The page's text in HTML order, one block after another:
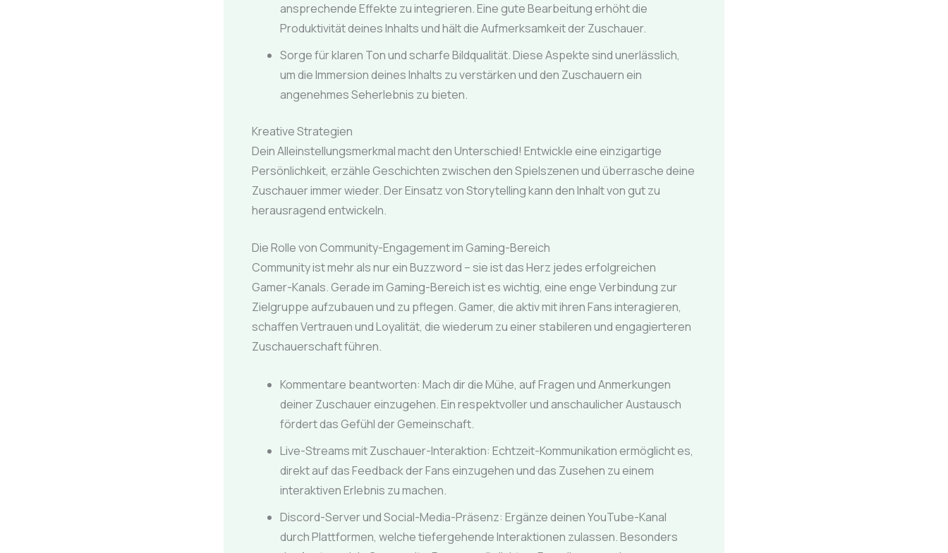
ansprechende Effekte zu integrieren. Eine gute Bearbeitung erhöht die
Produktivität deines Inhalts und hält die Aufmerksamkeit der Zuschauer.
Sorge für klaren Ton und scharfe Bildqualität. Diese Aspekte sind unerlässlich,
um die Immersion deines Inhalts zu verstärken und den Zuschauern ein
angenehmes Seherlebnis zu bieten.
Kreative Strategien
Dein Alleinstellungsmerkmal macht den Unterschied! Entwickle eine einzigartige
Persönlichkeit, erzähle Geschichten zwischen den Spielszenen und überrasche deine
Zuschauer immer wieder. Der Einsatz von Storytelling kann den Inhalt von gut zu
herausragend entwickeln.
Die Rolle von Community-Engagement im Gaming-Bereich
Community ist mehr als nur ein Buzzword – sie ist das Herz jedes erfolgreichen
Gamer-Kanals. Gerade im Gaming-Bereich ist es wichtig, eine enge Verbindung zur
Zielgruppe aufzubauen und zu pflegen. Gamer, die aktiv mit ihren Fans interagieren,
schaffen Vertrauen und Loyalität, die wiederum zu einer stabileren und engagierteren
Zuschauerschaft führen.
Kommentare beantworten: Mach dir die Mühe, auf Fragen und Anmerkungen
deiner Zuschauer einzugehen. Ein respektvoller und anschaulicher Austausch
fördert das Gefühl der Gemeinschaft.
Live-Streams mit Zuschauer-Interaktion: Echtzeit-Kommunikation ermöglicht es,
direkt auf das Feedback der Fans einzugehen und das Zusehen zu einem
interaktiven Erlebnis zu machen.
Discord-Server und Social-Media-Präsenz: Ergänze deinen YouTube-Kanal
durch Plattformen, welche tiefergehende Interaktionen zulassen. Besonders